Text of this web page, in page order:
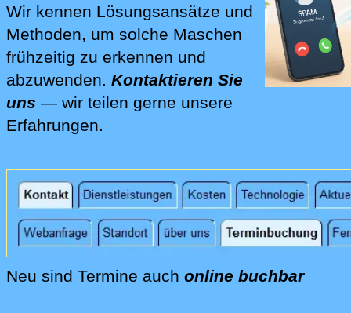
Wir kennen Lösungsansätze und
Methoden, um solche Maschen
frühzeitig zu erkennen und
abzuwenden. Kontaktieren Sie
uns — wir teilen gerne unsere
Erfahrungen.
Wir lösen für Sie und mit Ihnen die Spam-
Wir bieten Mail-Antispam-Lösungen für
Wir bieten Telefon-Antispam-Lösungen
IP-Telefon-Anlagen, DECT-Telefone und
Neu sind Termine auch online buchbar